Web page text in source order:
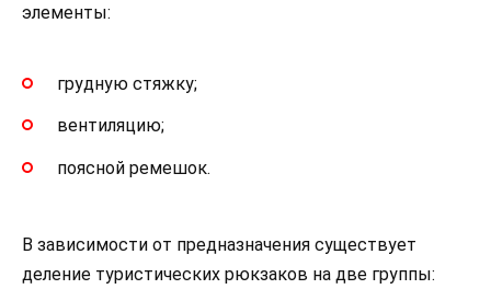
элементы:
грудную стяжку;
вентиляцию;
поясной ремешок.
В зависимости от предназначения существует
деление туристических рюкзаков на две группы: